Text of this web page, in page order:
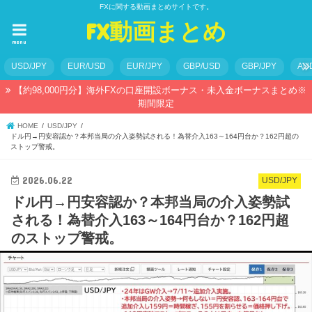
FXに関する動画まとめサイトです。
FX動画まとめ
menu
USD/JPY EUR/USD EUR/JPY GBP/USD GBP/JPY
【約98,000円分】海外FXの口座開設ボーナス・未入金ボーナスまとめ※
期間限定
HOME
USD/JPY
ドル円→円安容認か？本邦当局の介入姿勢試される！為替介入163～164円台か？162円超の
ストップ警戒。
USD/JPY
2026.06.22
ドル円→円安容認か？本邦当局の介入姿勢試
される！為替介入163～164円台か？162円超
のストップ警戒。